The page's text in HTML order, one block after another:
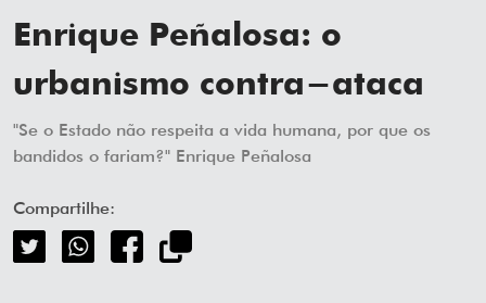
Enrique Peñalosa: o
urbanismo contra-ataca
"Se o Estado não respeita a vida humana, por que os
bandidos o fariam?" Enrique Peñalosa
Compartilhe: